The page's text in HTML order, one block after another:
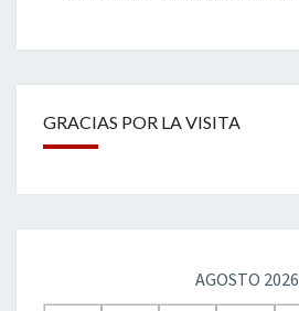
GRACIAS POR LA VISITA
AGOSTO 2026